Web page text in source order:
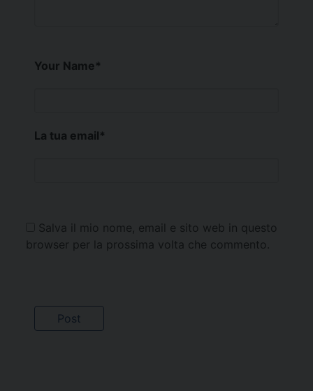
Your Name*
La tua email*
Salva il mio nome, email e sito web in questo
browser per la prossima volta che commento.